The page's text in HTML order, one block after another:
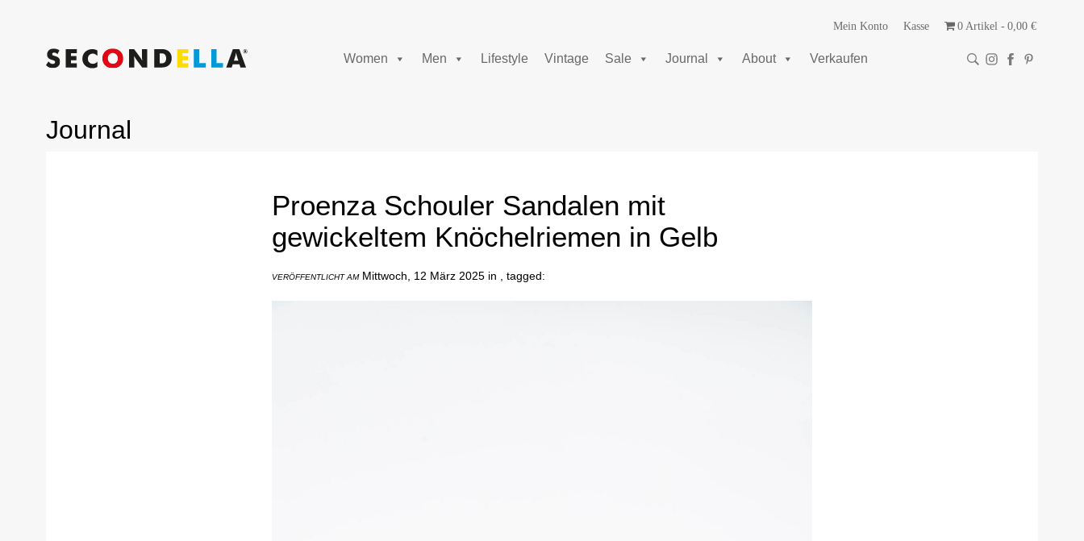
Mein Konto Kasse 0 Artikel 0,00 €
Women Men Lifestyle Vintage Sale Journal About Verkaufen
Journal
Proenza Schouler Sandalen mit
gewickeltem Knöchelriemen in Gelb
VERÖFFENTLICHT AMMittwoch, 12 März 2025 in , tagged: